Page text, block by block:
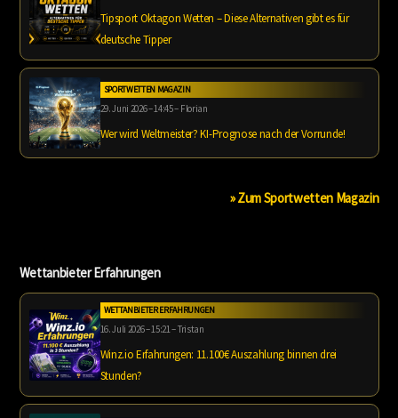
Tipsport Oktagon Wetten – Diese Alternativen gibt es für
deutsche Tipper
SPORTWETTEN MAGAZIN
29. Juni 2026 – 14:45 – Florian
Wer wird Weltmeister? KI-Prognose nach der Vorrunde!
» Zum Sportwetten Magazin
Wettanbieter Erfahrungen
WETTANBIETER ERFAHRUNGEN
16. Juli 2026 – 15:21 – Tristan
Winz.io Erfahrungen: 11.100€ Auszahlung binnen drei
Stunden?